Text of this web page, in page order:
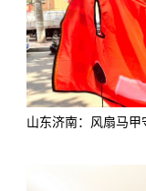
宁波北仑
山东济南：风扇马甲